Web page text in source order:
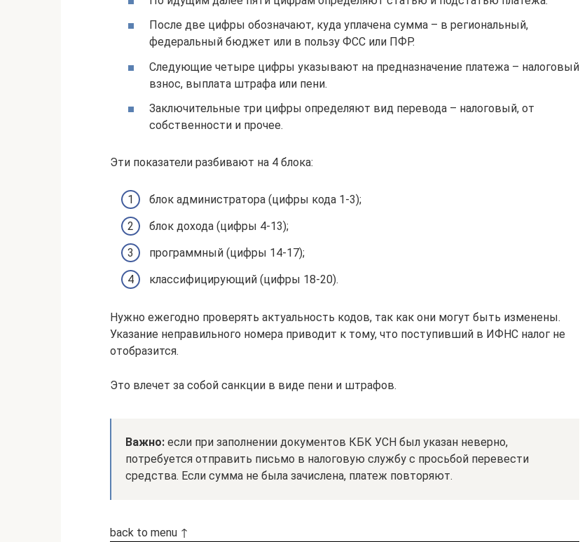
После две цифры обозначают, куда уплачена сумма – в региональный,
федеральный бюджет или в пользу ФСС или ПФР.
Следующие четыре цифры указывают на предназначение платежа – налоговый
взнос, выплата штрафа или пени.
Заключительные три цифры определяют вид перевода – налоговый, от
собственности и прочее.
Эти показатели разбивают на 4 блока:
блок администратора (цифры кода 1-3);
блок дохода (цифры 4-13);
программный (цифры 14-17);
классифицирующий (цифры 18-20).
Нужно ежегодно проверять актуальность кодов, так как они могут быть изменены.
Указание неправильного номера приводит к тому, что поступивший в ИФНС налог не
отобразится.
Это влечет за собой санкции в виде пени и штрафов.
Важно: если при заполнении документов КБК УСН был указан неверно,
потребуется отправить письмо в налоговую службу с просьбой перевести
средства. Если сумма не была зачислена, платеж повторяют.
back to menu ↑